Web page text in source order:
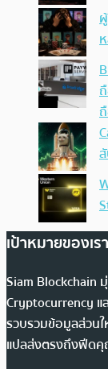
เป้าหมายของเรา
Siam Blockchain
Cryptocurrency แ
รวบรวมข้อมูลส่วนใ
แปลส่งตรงถึงฟีด